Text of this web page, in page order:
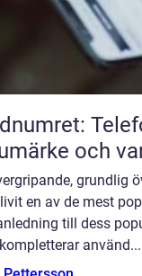
och
grundlig
en av de mest
till dess
använd...